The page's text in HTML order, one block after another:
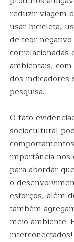
reduzir viagem
usar bicicleta,
de teor
correlacionadas
ambientais,
dos indicadores
pesquisa.
O fato
sociocultural
importância nos
para abordar
o
esforços, além
também
meio ambiente.
interconectados!